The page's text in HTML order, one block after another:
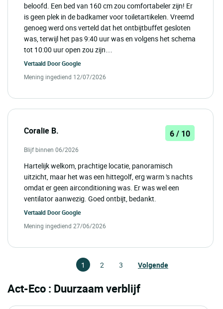
beloofd. Een bed van 160 cm zou comfortabeler zijn! Er
is geen plek in de badkamer voor toiletartikelen. Vreemd
genoeg werd ons verteld dat het ontbijtbuffet gesloten
was, terwijl het pas 9:40 uur was en volgens het schema
tot 10:00 uur open zou zijn…
Vertaald DoorGoogle
Mening ingediend 12/07/2026
Coralie B. 6 / 10
Blijf binnen 06/2026
Hartelijk welkom, prachtige locatie, panoramisch
uitzicht, maar het was een hittegolf, erg warm 's nachts
omdat er geen airconditioning was. Er was wel een
ventilator aanwezig. Goed ontbijt, bedankt.
Vertaald DoorGoogle
Mening ingediend 27/06/2026
1 2 3 Volgende
Act-Eco : Duurzaam verblijf